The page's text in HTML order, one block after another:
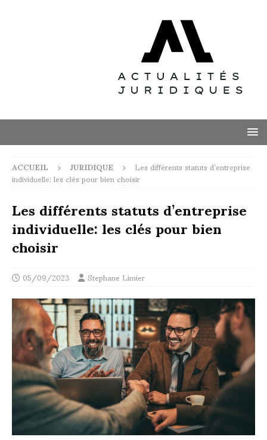
ACCUEIL JURIDIQUE Les différents statuts d’entreprise
individuelle: les clés pour bien choisir
Les différents statuts d’entreprise
individuelle: les clés pour bien
choisir
05/09/2023 Stephane Limier